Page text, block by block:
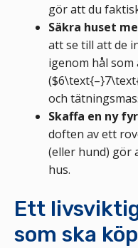
gör att du
Säkra huset
att se till att de
igenom hål
och
Skaffa en ny
doften av ett
(eller hund) gör
hus.
Ett
som ska